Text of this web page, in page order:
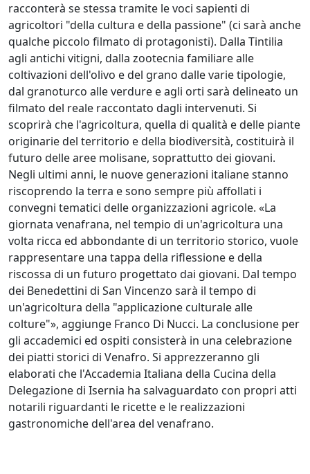
racconterà se stessa tramite le voci sapienti di
agricoltori "della cultura e della passione" (ci sarà anche
qualche piccolo filmato di protagonisti). Dalla Tintilia
agli antichi vitigni, dalla zootecnia familiare alle
coltivazioni dell'olivo e del grano dalle varie tipologie,
dal granoturco alle verdure e agli orti sarà delineato un
filmato del reale raccontato dagli intervenuti. Si
scoprirà che l'agricoltura, quella di qualità e delle piante
originarie del territorio e della biodiversità, costituirà il
futuro delle aree molisane, soprattutto dei giovani.
Negli ultimi anni, le nuove generazioni italiane stanno
riscoprendo la terra e sono sempre più affollati i
convegni tematici delle organizzazioni agricole. «La
giornata venafrana, nel tempio di un'agricoltura una
volta ricca ed abbondante di un territorio storico, vuole
rappresentare una tappa della riflessione e della
riscossa di un futuro progettato dai giovani. Dal tempo
dei Benedettini di San Vincenzo sarà il tempo di
un'agricoltura della "applicazione culturale alle
colture"», aggiunge Franco Di Nucci. La conclusione per
gli accademici ed ospiti consisterà in una celebrazione
dei piatti storici di Venafro. Si apprezzeranno gli
elaborati che l'Accademia Italiana della Cucina della
Delegazione di Isernia ha salvaguardato con propri atti
notarili riguardanti le ricette e le realizzazioni
gastronomiche dell'area del venafrano.